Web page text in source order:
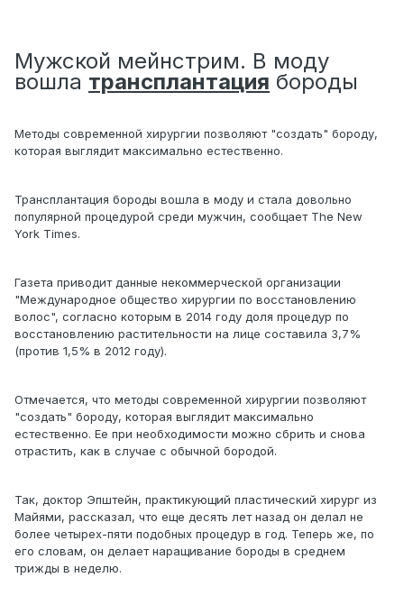
Мужской мейнстрим. В моду
вошла трансплантация бороды
Методы современной хирургии позволяют "создать" бороду,
которая выглядит максимально естественно.
Трансплантация бороды вошла в моду и стала довольно
популярной процедурой среди мужчин, сообщает The New
York Times.
Газета приводит данные некоммерческой организации
"Международное общество хирургии по восстановлению
волос", согласно которым в 2014 году доля процедур по
восстановлению растительности на лице составила 3,7%
(против 1,5% в 2012 году).
Отмечается, что методы современной хирургии позволяют
"создать" бороду, которая выглядит максимально
естественно. Ее при необходимости можно сбрить и снова
отрастить, как в случае с обычной бородой.
Так, доктор Эпштейн, практикующий пластический хирург из
Майями, рассказал, что еще десять лет назад он делал не
более четырех-пяти подобных процедур в год. Теперь же, по
его словам, он делает наращивание бороды в среднем
трижды в неделю.